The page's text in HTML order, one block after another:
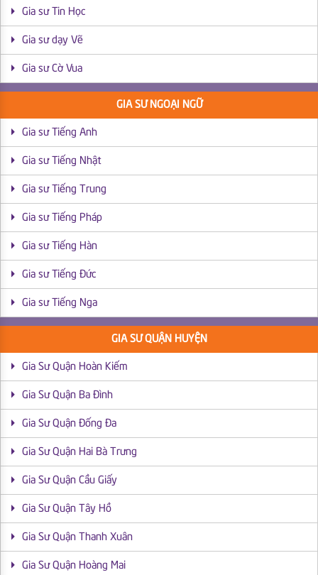
Gia sư Tin Học
Gia sư dạy Vẽ
Gia sư Cờ Vua
GIA SƯ NGOẠI NGỮ
Gia sư Tiếng Anh
Gia sư Tiếng Nhật
Gia sư Tiếng Trung
Gia sư Tiếng Pháp
Gia sư Tiếng Hàn
Gia sư Tiếng Đức
Gia sư Tiếng Nga
GIA SƯ QUẬN HUYỆN
Gia Sư Quận Hoàn Kiếm
Gia Sư Quận Ba Đình
Gia Sư Quận Đống Đa
Gia Sư Quận Hai Bà Trưng
Gia Sư Quận Cầu Giấy
Gia Sư Quận Tây Hồ
Gia Sư Quận Thanh Xuân
Gia Sư Quận Hoàng Mai